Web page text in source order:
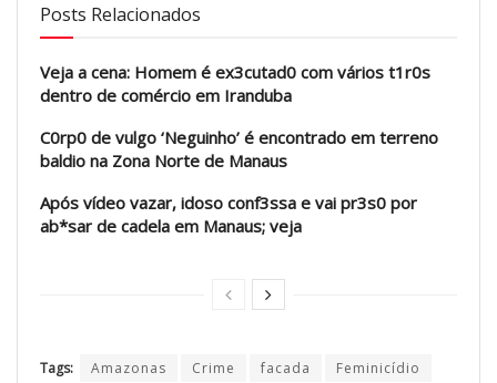
Posts Relacionados
Veja a cena: Homem é ex3cutad0 com vários t1r0s
dentro de comércio em Iranduba
C0rp0 de vulgo ‘Neguinho’ é encontrado em terreno
baldio na Zona Norte de Manaus
Após vídeo vazar, idoso conf3ssa e vai pr3s0 por
ab*sar de cadela em Manaus; veja
Tags: Amazonas Crime facada Feminicídio